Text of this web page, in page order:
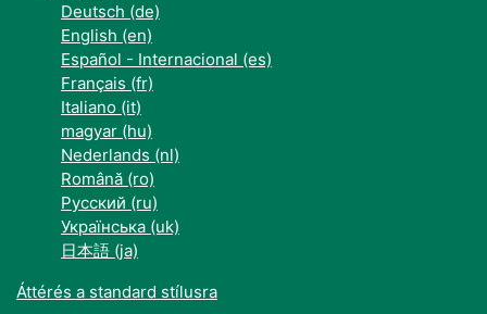
Deutsch ‎(de)‎
English ‎(en)‎
Español - Internacional ‎(es)‎
Français ‎(fr)‎
Italiano ‎(it)‎
magyar ‎(hu)‎
Nederlands ‎(nl)‎
Română ‎(ro)‎
Русский ‎(ru)‎
Українська ‎(uk)‎
日本語 ‎(ja)‎
Áttérés a standard stílusra